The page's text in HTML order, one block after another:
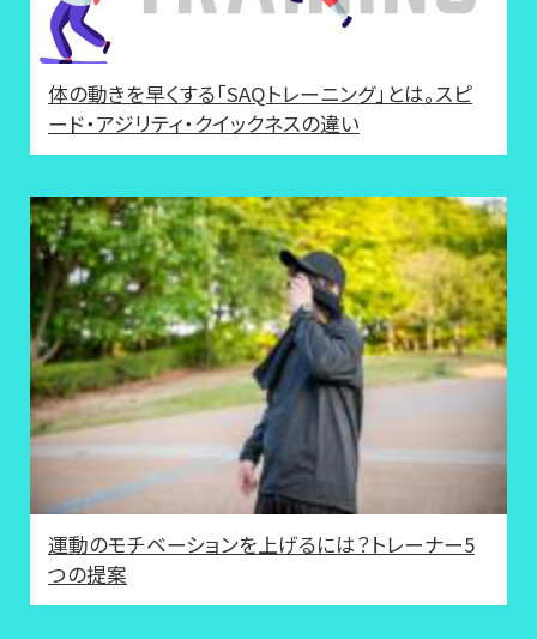
体の動きを早くする「SAQトレーニング」とは。スピ
ード・アジリティ・クイックネスの違い
運動のモチベーションを上げるには？トレーナー5
つの提案